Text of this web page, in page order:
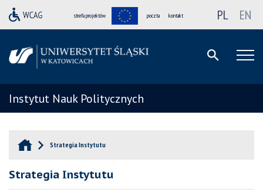
strefa projektów poczta kontakt PL EN
Instytut Nauk Politycznych
Strategia Instytutu
Strategia Instytutu